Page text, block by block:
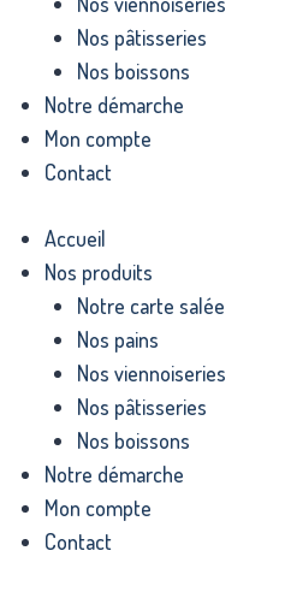
Nos pâtisseries
Nos boissons
Notre démarche
Mon compte
Contact
Accueil
Nos produits
Notre carte salée
Nos pains
Nos viennoiseries
Nos pâtisseries
Nos boissons
Notre démarche
Mon compte
Contact